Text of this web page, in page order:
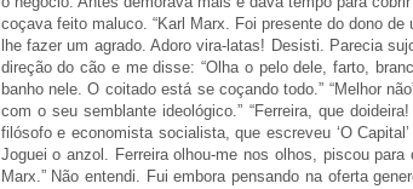
coçava feito maluco. “Karl Marx. Foi presente do dono
lhe fazer um agrado. Adoro vira-latas! Desisti. Parecia
direção do cão e me disse: “Olha o pelo dele, farto,
banho nele. O coitado está se coçando todo.” “Melhor
com o seu semblante ideológico.” “Ferreira, que
filósofo e economista socialista, que escreveu ‘O
Joguei o anzol. Ferreira olhou-me nos olhos, piscou para
Marx.” Não entendi. Fui embora pensando na oferta